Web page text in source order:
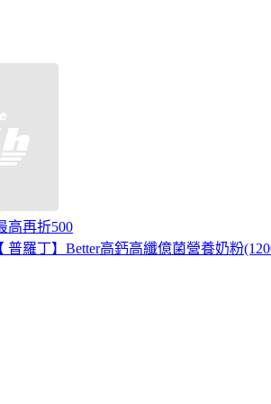
高再折500
普羅丁】Better高鈣高纖億菌營養奶粉